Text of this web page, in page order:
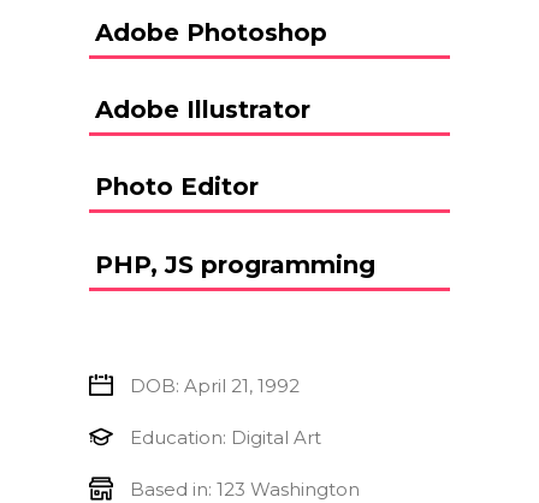
Adobe Photoshop
Adobe Illustrator
Photo Editor
PHP, JS programming
DOB: April 21, 1992
Education: Digital Art
Based in: 123 Washington